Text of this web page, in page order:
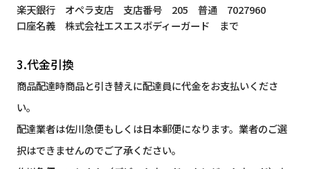
楽天銀行 オペラ支店 支店番号 205 普通 7027960
口座名義 株式会社エスエスボディーガード まで
3.代金引換
商品配達時商品と引き替えに配達員に代金をお支払いくださ
い。
配達業者は佐川急便もしくは日本郵便になります。業者のご選
択はできませんのでご了承ください。